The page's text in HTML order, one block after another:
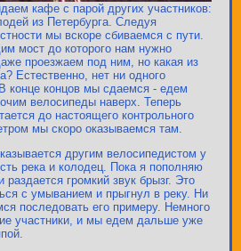
кафе с парой других участников:
из Петербурга. Следуя
мы вскоре сбиваемся с пути.
мост до которого нам нужно
проезжаем под ним, но какая из
Естественно, нет ни одного
конце концов мы сдаемся - едем
велосипеды наверх. Теперь
до настоящего контрольного
мы скоро оказываемся там.
другим велосипедистом у
река и колодец. Пока я пополняю
громкий звук брызг. Это
с умыванием и прыгнул в реку. Ни
последовать его примеру. Немного
участники, и мы едем дальше уже